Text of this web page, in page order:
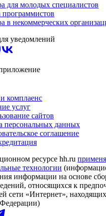
для молодых специалистов
в некоммерческих
уведомлений
комплаенс
услуг
сайтов
персональных данных
соглашение
ресурсе hh.ru
технологии
информации на основе
относящихся к
сети «Интернет»,